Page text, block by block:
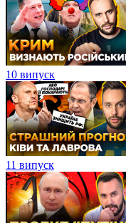
10 випуск
11 випуск